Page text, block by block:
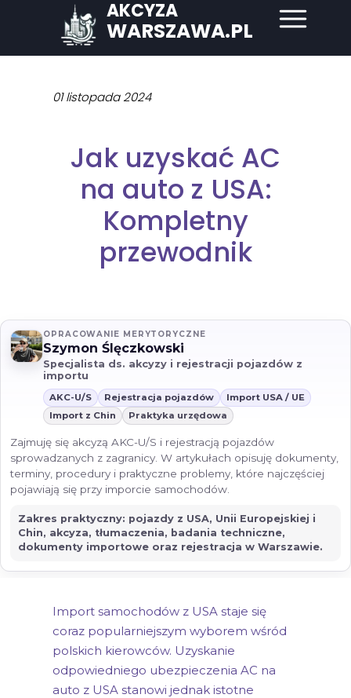
AKCYZA
WARSZAWA.PL
01 listopada 2024
Jak uzyskać AC
na auto z USA:
Kompletny
przewodnik
Import samochodów z USA staje się
coraz popularniejszym wyborem wśród
polskich kierowców. Uzyskanie
odpowiedniego ubezpieczenia AC na
auto z USA stanowi jednak istotne
OPRACOWANIE MERYTORYCZNE
Szymon Ślęczkowski
Specjalista ds. akcyzy i rejestracji pojazdów z
importu
AKC-U/S Rejestracja pojazdów
Import USA / UE
Import z Chin
Praktyka urzędowa
Zajmuję się akcyzą AKC-U/S i rejestracją pojazdów
sprowadzanych z zagranicy. W artykułach opisuję dokumenty,
terminy, procedury i praktyczne problemy, które najczęściej
pojawiają się przy imporcie samochodów.
Zakres praktyczny: pojazdy z USA, Unii Europejskiej i
Chin, akcyza, tłumaczenia, badania techniczne,
dokumenty importowe oraz rejestracja w Warszawie.